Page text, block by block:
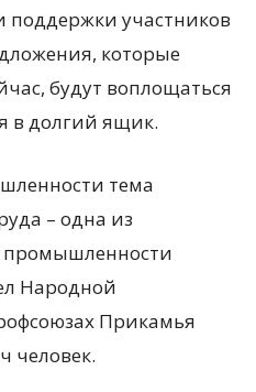
поддержки участников
которые
будут воплощаться
в долгий ящик.
тема
– одна из
промышленности
Народной
Прикамья
человек.